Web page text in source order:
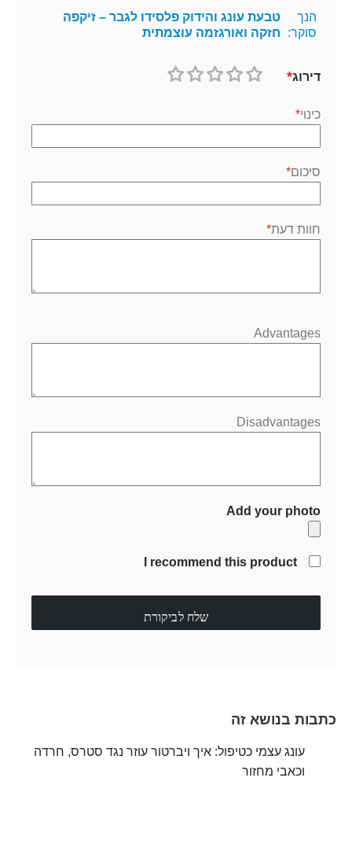
הנך
סוקר:
טבעת עונג והידוק פלסידו לגבר – זיקפה
חזקה ואורגזמה עוצמתית
דירוג
כינוי
סיכום
חוות דעת
Advantages
Disadvantages
Add your photo
I recommend this product
שלח לביקורת
כתבות בנושא זה
עונג עצמי כטיפול: איך ויברטור עוזר נגד סטרס, חרדה
וכאבי מחזור